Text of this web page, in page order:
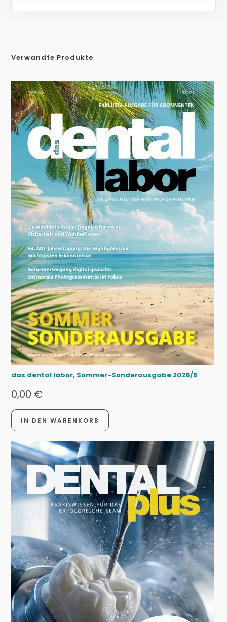
Verwandte Produkte
das dental labor, Sommer-Sonderausgabe 2026/8
0,00 €
IN DEN WARENKORB